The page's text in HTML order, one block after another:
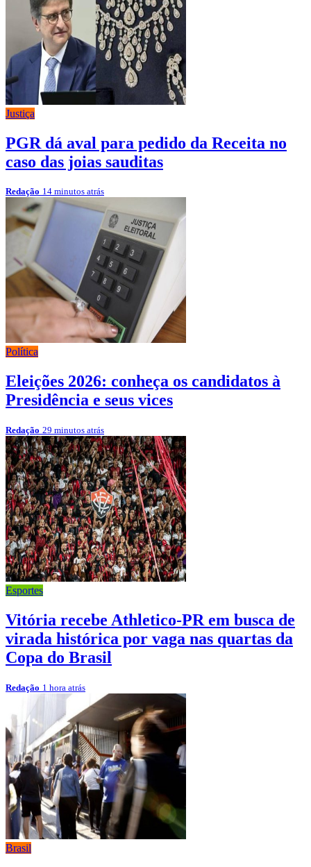
Justiça
PGR dá aval para pedido da Receita no
caso das joias sauditas
Redação 14 minutos atrás
Política
Eleições 2026: conheça os candidatos à
Presidência e seus vices
Redação 29 minutos atrás
Esportes
Vitória recebe Athletico-PR em busca de
virada histórica por vaga nas quartas da
Copa do Brasil
Redação 1 hora atrás
Brasil